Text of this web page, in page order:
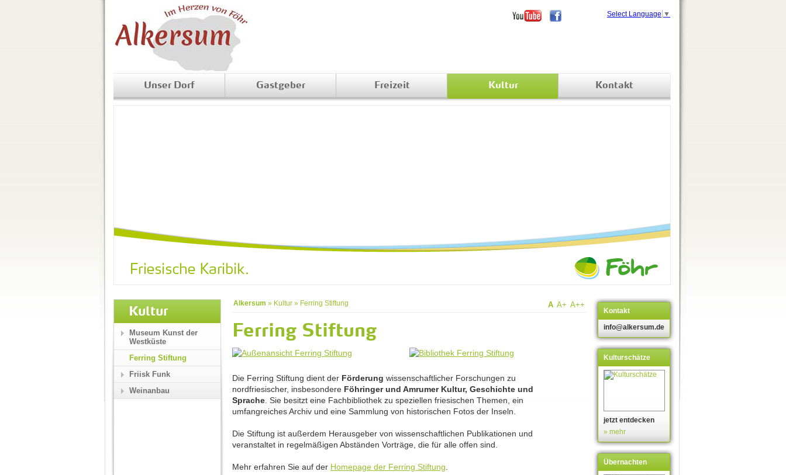
Unser Dorf Gastgeber Freizeit Kultur Kontakt
Alkersum » Kultur » Ferring Stiftung A A+ A++
Ferring Stiftung
Die Ferring Stiftung dient der Förderung wissenschaftlicher Forschungen zu
nordfriesischer, insbesondere Föhringer und Amrumer Kultur, Geschichte und
Sprache . Sie besitzt eine Fachbibliothek zu speziellen friesischen Themen, ein
umfangreiches Archiv und eine Sammlung von historischen Fotos der Inseln.
Die Stiftung ist außerdem Herausgeber von wissenschaftlichen Publikationen und
veranstaltet in regelmäßigen Abständen Vorträge, die für alle offen sind.
Mehr erfahren Sie auf der Homepage der Ferring Stiftung
Kontakt
info@alkersum.de
Kulturschätze
jetzt entdecken
» mehr
Übernachten
Kultur
Museum Kunst der
Westküste
Ferring Stiftung
Friisk Funk
Weinanbau
Select Language ▼